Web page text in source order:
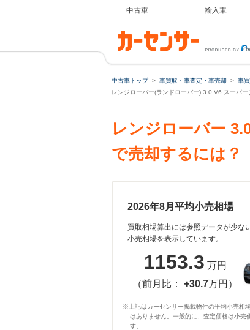
中古車 輸入車
中古車トップ 車買取・車査定・車売却 車
レンジローバー(ランドローバー) 3.0 V6 スーパ
レンジローバー
で売却するには？
2026年8月平均小売相場
買取相場算出には参照データが少な
小売相場を表示しています。
1153.3 万円
（前月比： +30.7万円）
※上記はカーセンサー掲載物件の平均小売相
はありません。一般的に、査定価格は小売
す。